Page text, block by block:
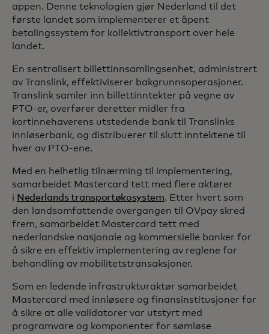
appen. Denne teknologien gjør Nederland til det
første landet som implementerer et åpent
betalingssystem for kollektivtransport over hele
landet.
En sentralisert billettinnsamlingsenhet, administrert
av Translink, effektiviserer bakgrunnsoperasjoner.
Translink samler inn billettinntekter på vegne av
PTO-er, overfører deretter midler fra
kortinnehaverens utstedende bank til Translinks
innløserbank, og distribuerer til slutt inntektene til
hver av PTO-ene.
Med en helhetlig tilnærming til implementering,
samarbeidet Mastercard tett med flere aktører
i Nederlands transportøkosystem. Etter hvert som
den landsomfattende overgangen til OVpay skred
frem, samarbeidet Mastercard tett med
nederlandske nasjonale og kommersielle banker for
å sikre en effektiv implementering av reglene for
behandling av mobilitetstransaksjoner.
Som en ledende infrastrukturaktør samarbeidet
Mastercard med innløsere og finansinstitusjoner for
å sikre at alle validatorer var utstyrt med
programvare og komponenter for sømløse